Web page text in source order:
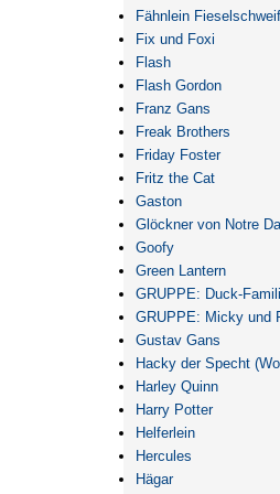
Fähnlein Fieselschweif
Fix und Foxi
Flash
Flash Gordon
Franz Gans
Freak Brothers
Friday Foster
Fritz the Cat
Gaston
Glöckner von Notre
Goofy
Green Lantern
GRUPPE: Duck-
GRUPPE: Micky und
Gustav Gans
Hacky der Specht
Harley Quinn
Harry Potter
Helferlein
Hercules
Hägar